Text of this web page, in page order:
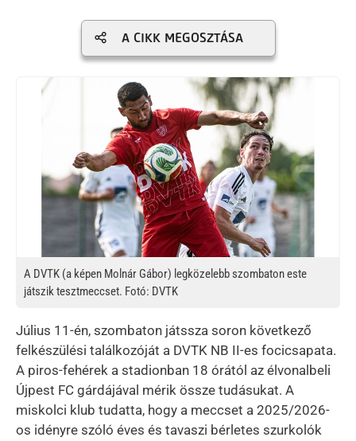
A CIKK MEGOSZTÁSA
A DVTK (a képen Molnár Gábor) legközelebb szombaton este
játszik tesztmeccset. Fotó: DVTK
Július 11-én, szombaton játssza soron következő
felkészülési találkozóját a DVTK NB II-es focicsapata.
A piros-fehérek a stadionban 18 órától az élvonalbeli
Újpest FC gárdájával mérik össze tudásukat. A
miskolci klub tudatta, hogy a meccset a 2025/2026-
os idényre szóló éves és tavaszi bérletes szurkolók